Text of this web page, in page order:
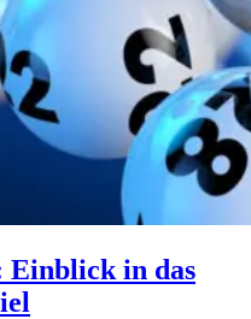
Einblick in das